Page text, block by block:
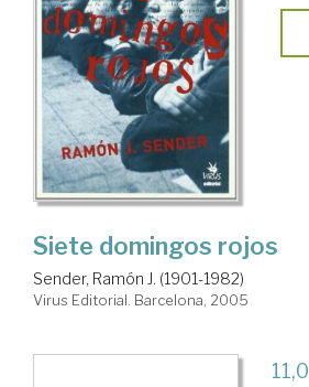
Siete domingos rojos
Sender, Ramón J. (1901-1982)
Virus Editorial. Barcelona, 2005